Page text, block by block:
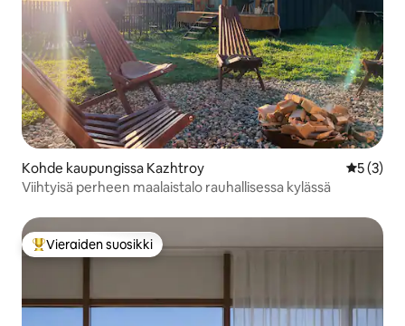
Kohde kaupungissa Kazhtroy
5 (3)
Viihtyisä perheen maalaistalo rauhallisessa kylässä
Vieraiden suosikkien parhaimmistoa
Vieraiden suosikki